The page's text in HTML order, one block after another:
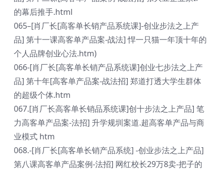
的幕后推手.html
065–[肖厂长[高客单长销产品系统课]-创业步法之上产
品] 第十一课高客单产品案-战法] 悍一只猫一年顶十年的
个人品牌创业心法.htm)
066-[肖厂长[高客单长销产品系统课]创业七步法之上产
品] 第十年[高客单产品案-战法招] 郑道打透大学生群体
的超级个体.htm
067.[肖厂长高客单长销品系统课]创十步法之上产品] 笔
力高客单产品案-法招] 升学规圳案道.超高客单产品与商
业模式 htm
068.-[肖厂长[高客单长销产品系统] -创业步法之上产品]
第八课高客单产品案例-法招] 网红校长29万8卖-把子的